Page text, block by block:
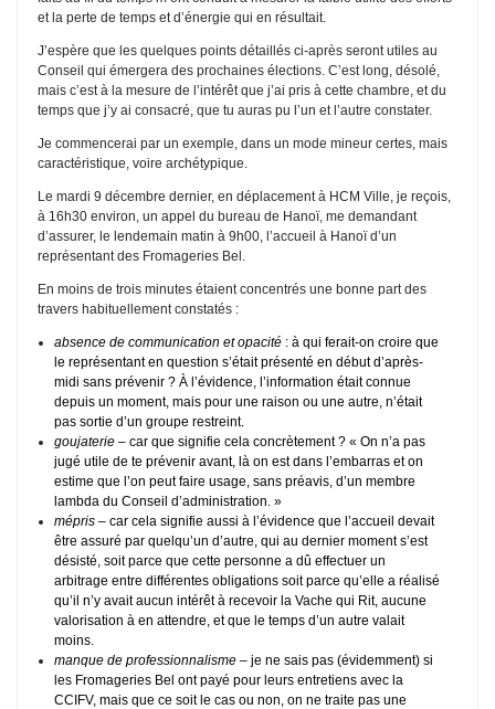
et la perte de temps et d’énergie qui en résultait.
J’espère que les quelques points détaillés ci-après seront utiles au
Conseil qui émergera des prochaines élections. C’est long, désolé,
mais c’est à la mesure de l’intérêt que j’ai pris à cette chambre, et du
temps que j’y ai consacré, que tu auras pu l’un et l’autre constater.
Je commencerai par un exemple, dans un mode mineur certes, mais
caractéristique, voire archétypique.
Le mardi 9 décembre dernier, en déplacement à HCM Ville, je reçois,
à 16h30 environ, un appel du bureau de Hanoï, me demandant
d’assurer, le lendemain matin à 9h00, l’accueil à Hanoï d’un
représentant des Fromageries Bel.
En moins de trois minutes étaient concentrés une bonne part des
travers habituellement constatés :
absence de communication et opacité : à qui ferait-on croire que
le représentant en question s’était présenté en début d’après-
midi sans prévenir ? À l’évidence, l’information était connue
depuis un moment, mais pour une raison ou une autre, n’était
pas sortie d’un groupe restreint.
goujaterie – car que signifie cela concrètement ? « On n’a pas
jugé utile de te prévenir avant, là on est dans l’embarras et on
estime que l’on peut faire usage, sans préavis, d’un membre
lambda du Conseil d’administration. »
mépris – car cela signifie aussi à l’évidence que l’accueil devait
être assuré par quelqu’un d’autre, qui au dernier moment s’est
désisté, soit parce que cette personne a dû effectuer un
arbitrage entre différentes obligations soit parce qu’elle a réalisé
qu’il n’y avait aucun intérêt à recevoir la Vache qui Rit, aucune
valorisation à en attendre, et que le temps d’un autre valait
moins.
manque de professionnalisme – je ne sais pas (évidemment) si
les Fromageries Bel ont payé pour leurs entretiens avec la
CCIFV, mais que ce soit le cas ou non, on ne traite pas une